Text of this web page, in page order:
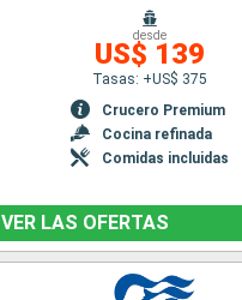
desde
US$ 139
Tasas: +US$ 375
Crucero Premium
Cocina refinada
Comidas incluidas
VER LAS OFERTAS